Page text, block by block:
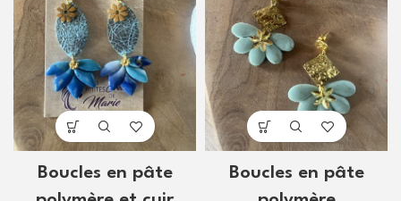
Boucles en pâte
Boucles en pâte